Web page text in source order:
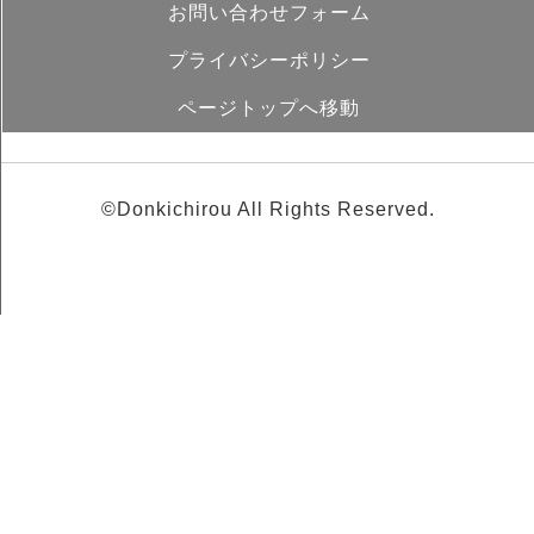
お問い合わせフォーム
プライバシーポリシー
ページトップへ移動
©Donkichirou All Rights Reserved.